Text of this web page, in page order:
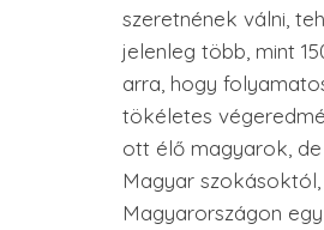
szeretnének válni,
jelenleg több, mint
arra, hogy
tökéletes
ott élő magyarok,
Magyar
Magyarországon